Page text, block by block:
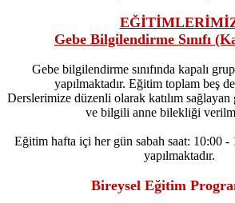
Gebe Bilgilendirme Sınıfı
Gebe bilgilendirme sınıfında kapalı
yapılmaktadır. Eğitim toplam beş
Derslerimize düzenli olarak katılım sağlayan
ve bilgili anne bilekliği
Eğitim hafta içi her gün sabah saat: 10:00 -
yapılmaktadır.
Bireysel Eğitim